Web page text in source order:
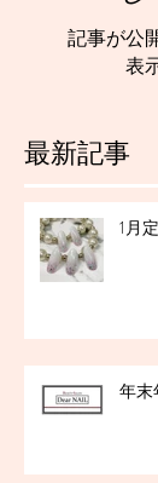
最新記事
記事が公
表
1月
年